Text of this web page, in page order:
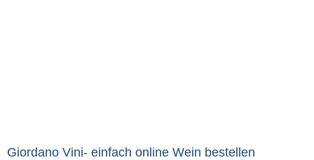
Giordano Vini- einfach online Wein bestellen